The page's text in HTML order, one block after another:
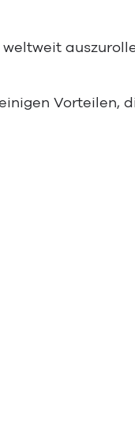
weltweit
Vorteilen,